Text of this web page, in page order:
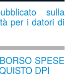
sulla
per i datori di
SPESE
DPI